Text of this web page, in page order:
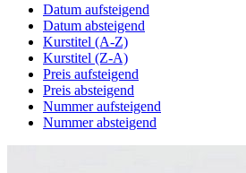
Datum aufsteigend
Datum absteigend
Kurstitel (A-Z)
Kurstitel (Z-A)
Preis aufsteigend
Preis absteigend
Nummer aufsteigend
Nummer absteigend